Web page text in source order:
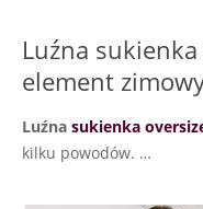
Luźna
element
Luźna sukienka
kilku powodów. …